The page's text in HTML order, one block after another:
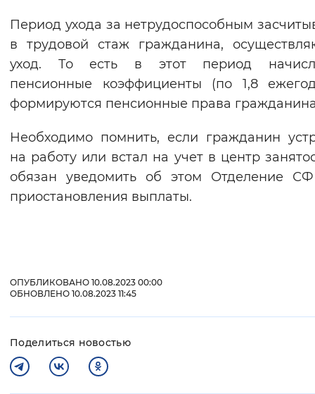
Период ухода за нетрудоспособным
в трудовой стаж гражданина,
уход. То есть в этот период
пенсионные коэффициенты (по 1,8
формируются пенсионные права
Необходимо помнить, если гражданин
на работу или встал на учет в центр
обязан уведомить об этом Отделение
приостановления выплаты.
ОПУБЛИКОВАНО 10.08.2023 00:00
ОБНОВЛЕНО 10.08.2023 11:45
Поделиться новостью